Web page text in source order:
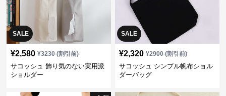
SALE
¥2,580 ¥3230(割引前)
サコッシュ 飾り気のない実用派
ショルダー
SALE
¥2,320 ¥2900(割引前)
サコッシュ シンプル帆布ショル
ダーバッグ